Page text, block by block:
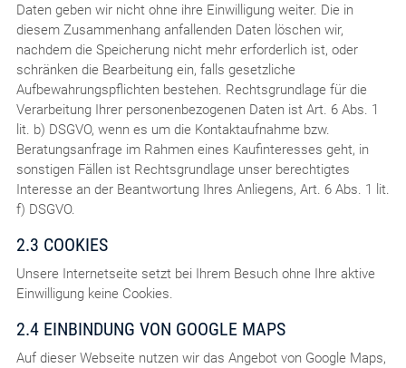
Daten geben wir nicht ohne ihre Einwilligung weiter. Die in
diesem Zusammenhang anfallenden Daten löschen wir,
nachdem die Speicherung nicht mehr erforderlich ist, oder
schränken die Bearbeitung ein, falls gesetzliche
Aufbewahrungspflichten bestehen. Rechtsgrundlage für die
Verarbeitung Ihrer personenbezogenen Daten ist Art. 6 Abs. 1
lit. b) DSGVO, wenn es um die Kontaktaufnahme bzw.
Beratungsanfrage im Rahmen eines Kaufinteresses geht, in
sonstigen Fällen ist Rechtsgrundlage unser berechtigtes
Interesse an der Beantwortung Ihres Anliegens, Art. 6 Abs. 1 lit.
f) DSGVO.
2.3 COOKIES
Unsere Internetseite setzt bei Ihrem Besuch ohne Ihre aktive
Einwilligung keine Cookies.
2.4 EINBINDUNG VON GOOGLE MAPS
Auf dieser Webseite nutzen wir das Angebot von Google Maps,